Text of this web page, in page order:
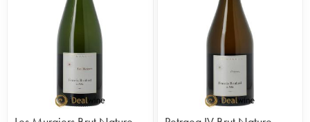
Familienweingut gemeinsam. Francis Boulard
beschäftigt sich neben der Weinproduktion
zunehmend mit dem Kultivieren der Rebstöcke. In
seinem Bemühen um eine möglichst naturnahe
Kultivierung verlieh er der Domaine einen Bio-
Impuls, der in den 2000er Jahren dazu führte,
dass ein Teil der Rebflächen auf den biologischen
Anbau umgestellt wurde. 2009 haben die drei